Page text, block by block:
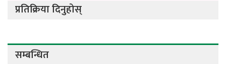
प्रतिक्रिया दिनुहोस्
सम्बन्धित